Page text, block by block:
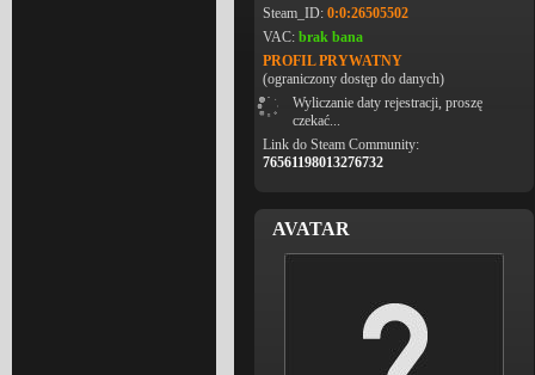
Steam_ID: 0:0:26505502
VAC: brak bana
PROFIL PRYWATNY
(ograniczony dostęp do danych)
Wyliczanie daty rejestracji, proszę
czekać...
Link do Steam Community:
76561198013276732
AVATAR